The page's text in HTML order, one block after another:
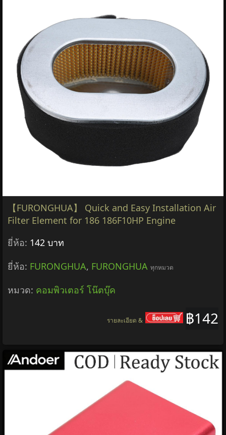
【FURONGHUA】 Quick and Easy Installation Air
Filter Element for 186 186F10HP Engine
ยี่ห้อ: 142 บาท
ยี่ห้อ: FURONGHUA, FURONGHUA ทุกหมวด
หมวด: คอมพิวเตอร์ โน๊ตบุ๊ค
฿142
รายละเอียด &